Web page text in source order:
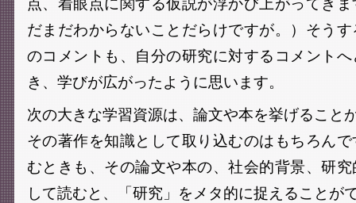
だまだわからないことだらけですが。）そう
のコメントも、自分の研究に対するコメント
き、学びが広がったように思います。
次の大きな学習資源は、論文や本を挙げること
その著作を知識として取り込むのはもちろん
むときも、その論文や本の、社会的背景、研
して読むと、「研究」をメタ的に捉えることが